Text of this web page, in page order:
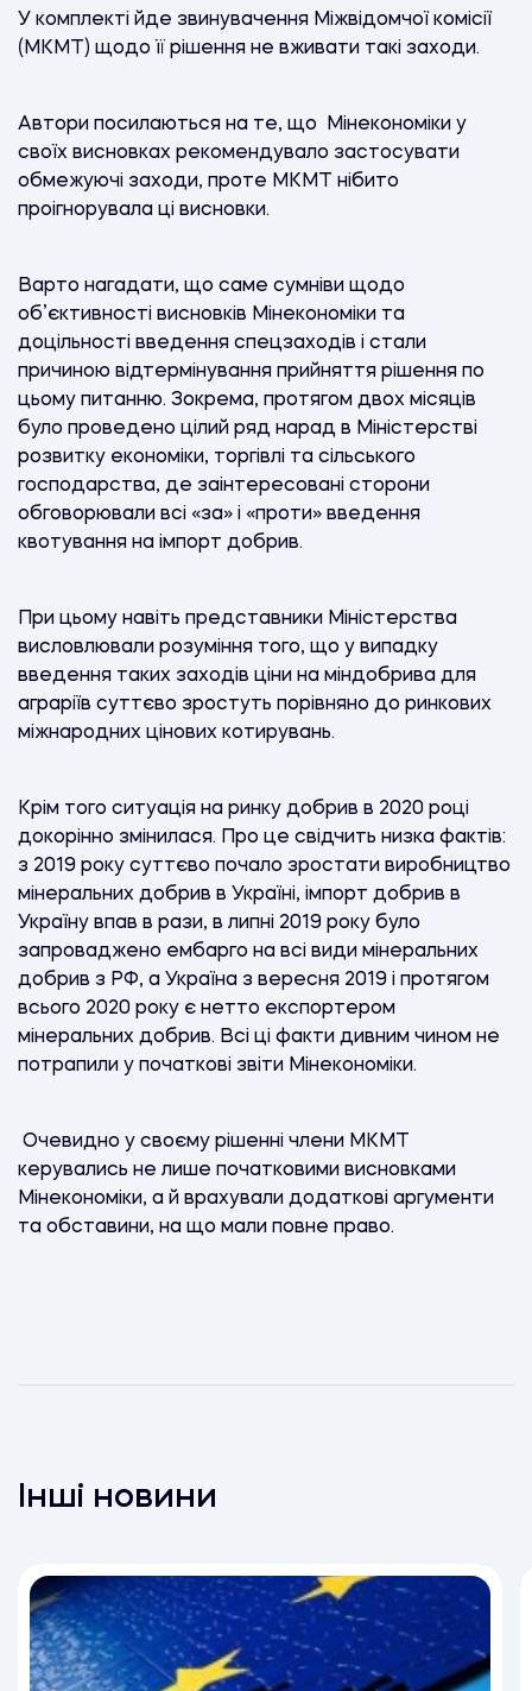
У комплекті йде звинувачення Міжвідомчої комісії
(МКМТ) щодо її рішення не вживати такі заходи.
Автори посилаються на те, що Мінекономіки у
своїх висновках рекомендувало застосувати
обмежуючі заходи, проте МКМТ нібито
проігнорувала ці висновки.
Варто нагадати, що саме сумніви щодо
об’єктивності висновків Мінекономіки та
доцільності введення спецзаходів і стали
причиною відтермінування прийняття рішення по
цьому питанню. Зокрема, протягом двох місяців
було проведено цілий ряд нарад в Міністерстві
розвитку економіки, торгівлі та сільського
господарства, де заінтересовані сторони
обговорювали всі «за» і «проти» введення
квотування на імпорт добрив.
При цьому навіть представники Міністерства
висловлювали розуміння того, що у випадку
введення таких заходів ціни на міндобрива для
аграріїв суттєво зростуть порівняно до ринкових
міжнародних цінових котирувань.
Крім того ситуація на ринку добрив в 2020 році
докорінно змінилася. Про це свідчить низка фактів:
з 2019 року суттєво почало зростати виробництво
мінеральних добрив в Україні, імпорт добрив в
Україну впав в рази, в липні 2019 року було
запроваджено ембарго на всі види мінеральних
добрив з РФ, а Україна з вересня 2019 і протягом
всього 2020 року є нетто експортером
мінеральних добрив. Всі ці факти дивним чином не
потрапили у початкові звіти Мінекономіки.
Очевидно у своєму рішенні члени МКМТ
керувались не лише початковими висновками
Мінекономіки, а й врахували додаткові аргументи
та обставини, на що мали повне право.
Інші новини